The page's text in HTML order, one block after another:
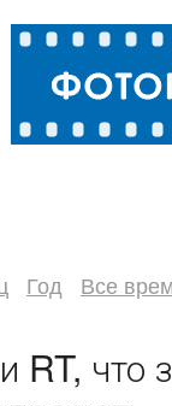
Год Все
RT, что